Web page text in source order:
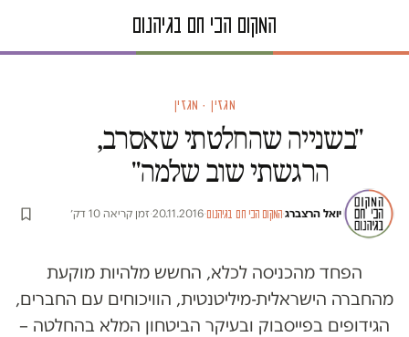
מגזין · מגזין
"בשנייה שהחלטתי שאסרב,
הרגשתי שוב שלמה"
יואל הרצברג·המקום הכי חם בגיהנום·
20.11.2016
·זמן קריאה 10 דק׳
הפחד מהכניסה לכלא, החשש מלהיות מוקעת
מהחברה הישראלית-מיליטנטית, הוויכוחים עם החברים,
הגידופים בפייסבוק ובעיקר הביטחון המלא בהחלטה –